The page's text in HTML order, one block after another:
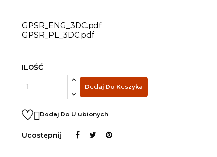
GPSR_ENG_3DC.pdf
GPSR_PL_3DC.pdf
ILOŚĆ
Dodaj Do Koszyka
Dodaj Do Ulubionych
Udostępnij